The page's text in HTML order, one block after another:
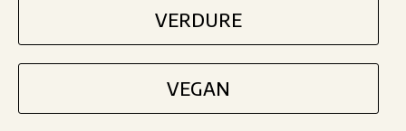
VERDURE
VEGAN